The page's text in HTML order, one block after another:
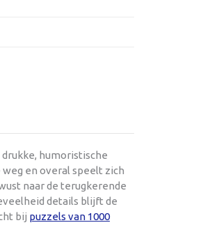
humoristische
en overal speelt zich
naar de terugkerende
details blijft de
bij puzzels van 1000